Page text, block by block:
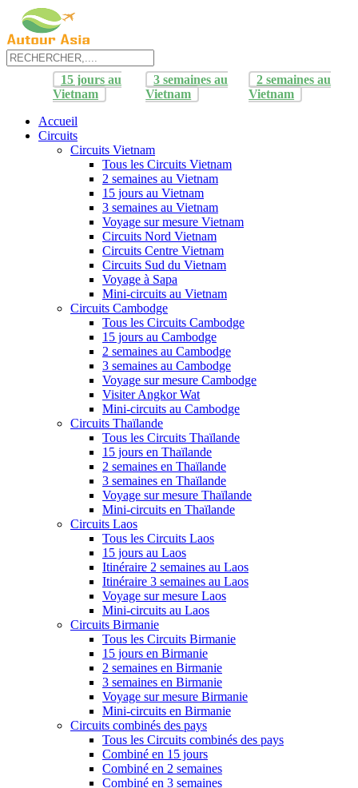
15 jours au
Vietnam
3 semaines au
Vietnam
2 semaines au
Vietnam
Accueil
Circuits
Circuits Vietnam
Tous les Circuits Vietnam
2 semaines au Vietnam
15 jours au Vietnam
3 semaines au Vietnam
Voyage sur mesure Vietnam
Circuits Nord Vietnam
Circuits Centre Vietnam
Circuits Sud du Vietnam
Voyage à Sapa
Mini-circuits au Vietnam
Circuits Cambodge
Tous les Circuits Cambodge
15 jours au Cambodge
2 semaines au Cambodge
3 semaines au Cambodge
Voyage sur mesure Cambodge
Visiter Angkor Wat
Mini-circuits au Cambodge
Circuits Thaïlande
Tous les Circuits Thaïlande
15 jours en Thaïlande
2 semaines en Thaïlande
3 semaines en Thaïlande
Voyage sur mesure Thaïlande
Mini-circuits en Thaïlande
Circuits Laos
Tous les Circuits Laos
15 jours au Laos
Itinéraire 2 semaines au Laos
Itinéraire 3 semaines au Laos
Voyage sur mesure Laos
Mini-circuits au Laos
Circuits Birmanie
Tous les Circuits Birmanie
15 jours en Birmanie
2 semaines en Birmanie
3 semaines en Birmanie
Voyage sur mesure Birmanie
Mini-circuits en Birmanie
Circuits combinés des pays
Tous les Circuits combinés des pays
Combiné en 15 jours
Combiné en 2 semaines
Combiné en 3 semaines